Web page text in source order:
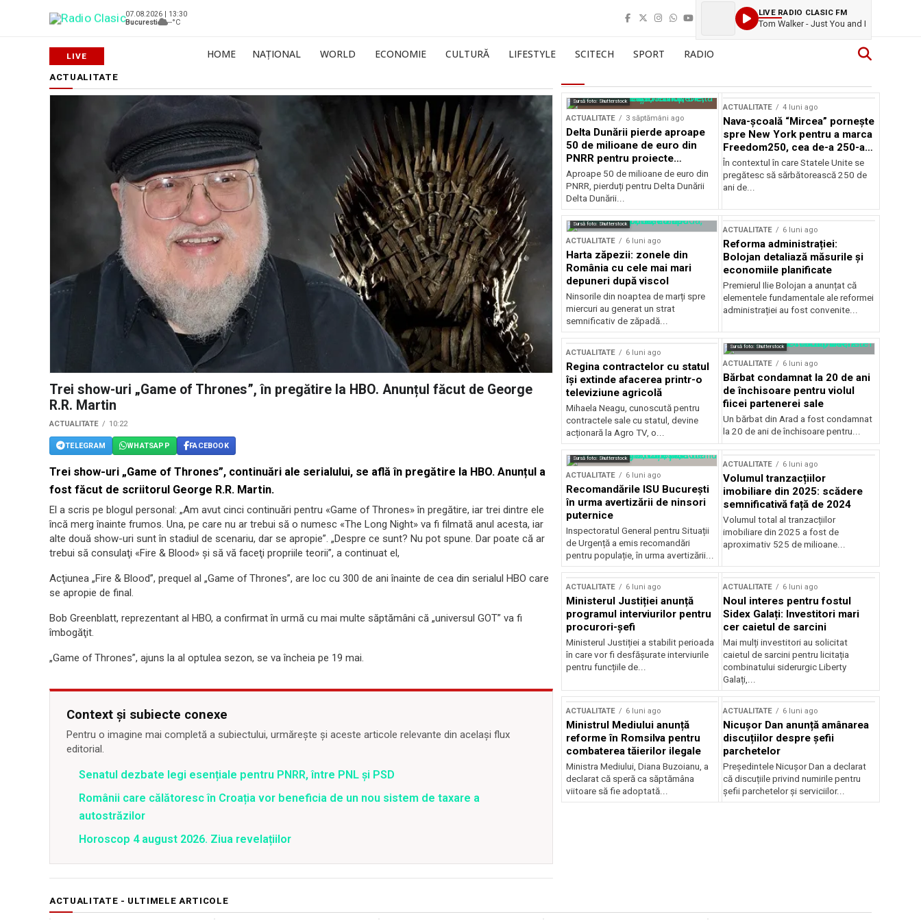
07.08.2026 | 13:30
Bucuresti
--°C
LIVE RADIO CLASIC FM
Tom Walker - Just You and I
HOME NAȚIONAL WORLD ECONOMIE CULTURĂ LIFESTYLE SCITECH SPORT RADIO
ACTUALITATE
Trei show-uri „Game of Thrones”, în pregătire la HBO. Anunțul făcut de George
R.R. Martin
ACTUALITATE 10:22
TELEGRAM WHATSAPP FACEBOOK
Trei show-uri „Game of Thrones”, continuări ale serialului, se află în pregătire la HBO. Anunțul a
fost făcut de scriitorul George R.R. Martin.
El a scris pe blogul personal: „Am avut cinci continuări pentru «Game of Thrones» în pregătire, iar trei dintre ele
încă merg înainte frumos. Una, pe care nu ar trebui să o numesc «The Long Night» va fi filmată anul acesta, iar
alte două show-uri sunt în stadiul de scenariu, dar se apropie”. „Despre ce sunt? Nu pot spune. Dar poate că ar
trebui să consulaţi «Fire & Blood» şi să vă faceţi propriile teorii”, a continuat el,
Acţiunea „Fire & Blood”, prequel al „Game of Thrones”, are loc cu 300 de ani înainte de cea din serialul HBO care
se apropie de final.
Bob Greenblatt, reprezentant al HBO, a confirmat în urmă cu mai multe săptămâni că „universul GOT” va fi
îmbogăţit.
„Game of Thrones”, ajuns la al optulea sezon, se va încheia pe 19 mai.
Context și subiecte conexe
Pentru o imagine mai completă a subiectului, urmărește și aceste articole relevante din același flux
editorial.
Senatul dezbate legi esențiale pentru PNRR, între PNL și PSD
Românii care călătoresc în Croația vor beneficia de un nou sistem de taxare a
autostrăzilor
Horoscop 4 august 2026. Ziua revelațiilor
Sursă foto: Shutterstock
ACTUALITATE 3 săptămâni ago
Delta Dunării pierde aproape
50 de milioane de euro din
PNRR pentru proiecte
esențiale
Aproape 50 de milioane de euro din
PNRR, pierduți pentru Delta Dunării
Delta Dunării...
ACTUALITATE 4 luni ago
Nava-școală “Mircea” pornește
spre New York pentru a marca
Freedom250, cea de-a 250-a
aniversare a Statelor Unite
În contextul în care Statele Unite se
pregătesc să sărbătorească 250 de
ani de...
Sursă foto: Shutterstock
ACTUALITATE 6 luni ago
Harta zăpezii: zonele din
România cu cele mai mari
depuneri după viscol
Ninsorile din noaptea de marți spre
miercuri au generat un strat
semnificativ de zăpadă...
ACTUALITATE 6 luni ago
Reforma administrației:
Bolojan detaliază măsurile și
economiile planificate
Premierul Ilie Bolojan a anunțat că
elementele fundamentale ale reformei
administrației au fost convenite...
ACTUALITATE 6 luni ago
Regina contractelor cu statul
își extinde afacerea printr-o
televiziune agricolă
Mihaela Neagu, cunoscută pentru
contractele sale cu statul, devine
acționară la Agro TV, o...
Sursă foto: Shutterstock
ACTUALITATE 6 luni ago
Bărbat condamnat la 20 de ani
de închisoare pentru violul
fiicei partenerei sale
Un bărbat din Arad a fost condamnat
la 20 de ani de închisoare pentru...
Sursă foto: Shutterstock
ACTUALITATE 6 luni ago
Recomandările ISU București
în urma avertizării de ninsori
puternice
Inspectoratul General pentru Situații
de Urgență a emis recomandări
pentru populație, în urma avertizării...
ACTUALITATE 6 luni ago
Volumul tranzacțiilor
imobiliare din 2025: scădere
semnificativă față de 2024
Volumul total al tranzacțiilor
imobiliare din 2025 a fost de
aproximativ 525 de milioane...
ACTUALITATE 6 luni ago
Ministerul Justiției anunță
programul interviurilor pentru
procurori-șefi
Ministerul Justiției a stabilit perioada
în care vor fi desfășurate interviurile
pentru funcțiile de...
ACTUALITATE 6 luni ago
Noul interes pentru fostul
Sidex Galați: Investitori mari
cer caietul de sarcini
Mai mulți investitori au solicitat
caietul de sarcini pentru licitația
combinatului siderurgic Liberty
Galați,...
ACTUALITATE 6 luni ago
Ministrul Mediului anunță
reforme în Romsilva pentru
combaterea tăierilor ilegale
Ministra Mediului, Diana Buzoianu, a
declarat că speră ca săptămâna
viitoare să fie adoptată...
ACTUALITATE 6 luni ago
Nicușor Dan anunță amânarea
discuțiilor despre șefii
parchetelor
Președintele Nicușor Dan a declarat
că discuțiile privind numirile pentru
șefii parchetelor și serviciilor...
ACTUALITATE - ULTIMELE ARTICOLE